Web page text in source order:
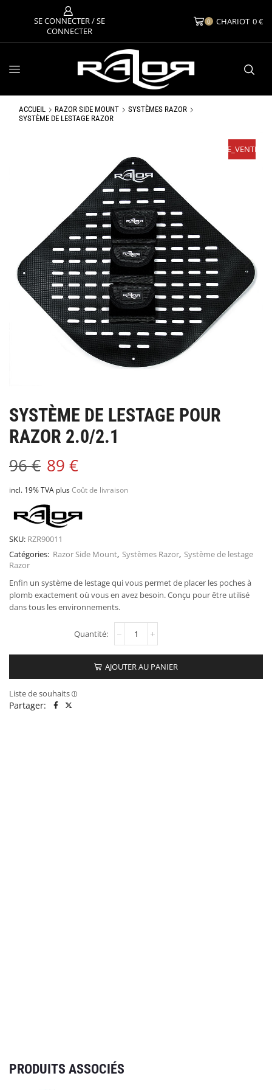
SE CONNECTER / SE
CONNECTER
0 CHARIOT 0€
ACCUEIL RAZOR SIDE MOUNT
SYSTÈMES RAZOR
SYSTÈME DE LESTAGE RAZOR
{TEXTE_VENTES}
SYSTÈME DE LESTAGE POUR
RAZOR 2.0/2.1
96€ 89 €
incl. 19% TVA plusCoût de livraison
SKU: RZR90011
Catégories: Razor Side Mount, Systèmes Razor, Système de lestage
Razor
Enfin un système de lestage qui vous permet de placer les poches à
plomb exactement où vous en avez besoin. Conçu pour être utilisé
dans tous les environnements.
AJOUTER AU PANIER
Liste de souhaits
Partager:
PRODUITS ASSOCIÉS